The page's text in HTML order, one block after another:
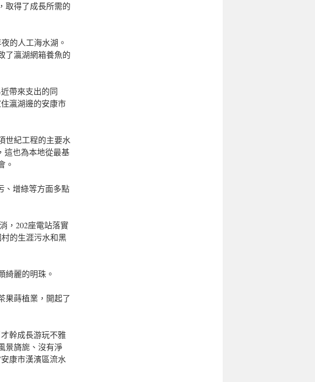
取得了成長所需的
的人工海水湖。
了瀛湖網箱養魚的
帶來支出的同
瀛湖邊的安康市
世紀工程的主要水
這也為本地從最基
。
、增綠等方面多點
，202座電站落實
的生涯污水和黑
綺麗的明珠。
果蒔植業，開起了
幹成長游玩不雅
景旖旎、沒有淨
康市漢濱區流水